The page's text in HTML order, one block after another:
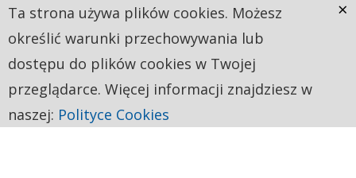
Ta strona używa plików cookies. Możesz
określić warunki przechowywania lub
dostępu do plików cookies w Twojej
przeglądarce. Więcej informacji znajdziesz w
naszej: Polityce Cookies
×